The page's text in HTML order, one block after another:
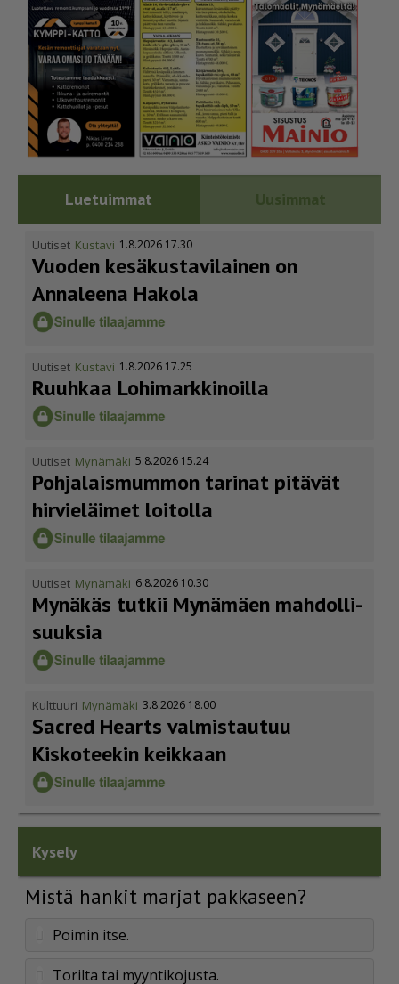
Luetuimmat Uusimmat
Uutiset Kustavi 1.8.2026 17.30
Vuoden kesäkus­ta­vi­lainen on
Annaleena Hakola
Uutiset Kustavi 1.8.2026 17.25
Ruuhkaa Lohimark­ki­noilla
Uutiset Mynämäki 5.8.2026 15.24
Pohja­lais­mummon tarinat pitävät
hirvieläimet loitolla
Uutiset Mynämäki 6.8.2026 10.30
Mynäkäs tutkii Mynämäen mahdol­li­
suuksia
Kulttuuri Mynämäki 3.8.2026 18.00
Sacred Hearts valmistautuu
Kiskoteekin keikkaan
Kysely
Mistä hankit marjat pakkaseen?
Poimin itse.
Torilta tai myyntikojusta.